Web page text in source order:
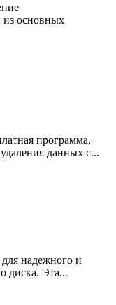
основных
программа,
данных с...
надежного и
диска. Эта...